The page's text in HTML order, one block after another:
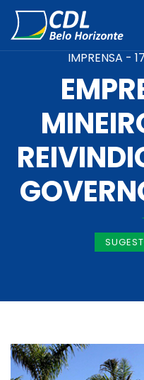
IMPRENSA -